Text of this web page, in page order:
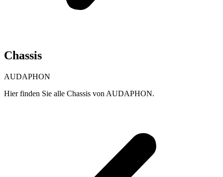
Chassis
AUDAPHON
Hier finden Sie alle Chassis von AUDAPHON.